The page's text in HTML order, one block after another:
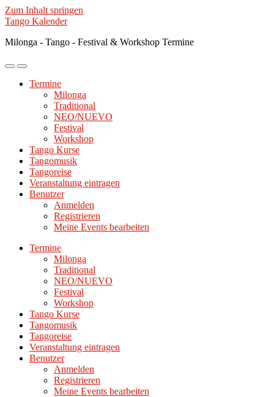
Zum Inhalt springen
Tango Kalender
Milonga - Tango - Festival & Workshop Termine
Mobile-
ein-/ausblenden
Suchfeld
ein-/ausblenden
Termine
Milonga
Traditional
NEO/NUEVO
Festival
Workshop
Tango Kurse
Tangomusik
Tangoreise
Veranstaltung eintragen
Benutzer
Anmelden
Registrieren
Meine Events bearbeiten
Termine
Milonga
Traditional
NEO/NUEVO
Festival
Workshop
Tango Kurse
Tangomusik
Tangoreise
Veranstaltung eintragen
Benutzer
Anmelden
Registrieren
Meine Events bearbeiten